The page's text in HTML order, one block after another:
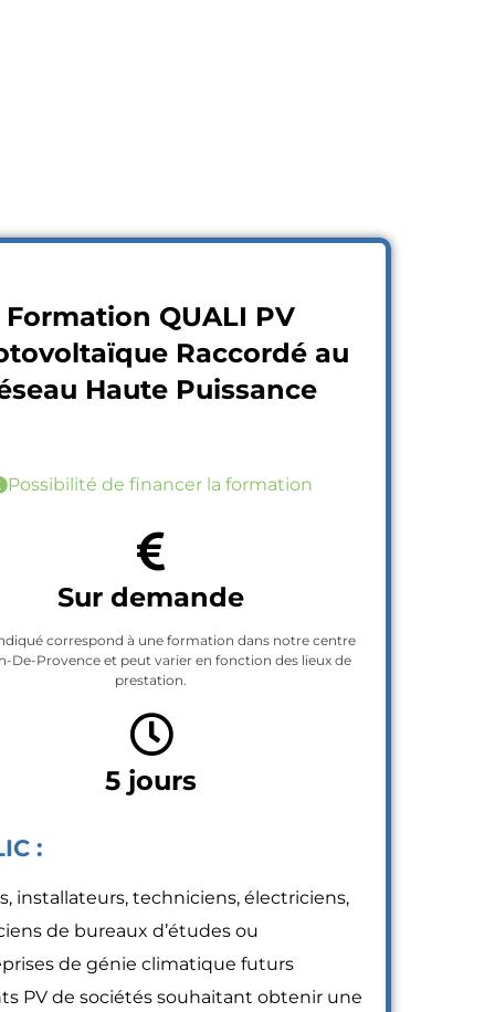
Formation QUALI PV
Raccordé au
Haute Puissance
Possibilité de financer la formation
Sur demande
correspond à une formation dans notre centre
De-Provence et peut varier en fonction des lieux de
prestation.
5 jours
:
installateurs, techniciens, électriciens,
de bureaux d’études ou
de génie climatique futurs
PV de sociétés souhaitant obtenir une